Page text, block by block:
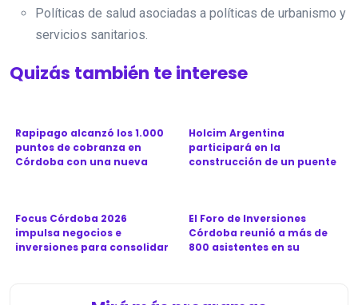
Políticas de salud asociadas a políticas de urbanismo y
servicios sanitarios.
Quizás también te interese
Rapipago alcanzó los 1.000
puntos de cobranza en
Córdoba con una nueva
Holcim Argentina
participará en la
construcción de un puente
Focus Córdoba 2026
impulsa negocios e
inversiones para consolidar
El Foro de Inversiones
Córdoba reunió a más de
800 asistentes en su